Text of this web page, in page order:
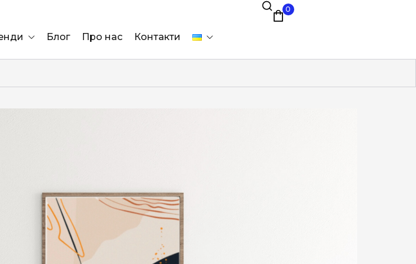
Блог Про нас Контакти
0